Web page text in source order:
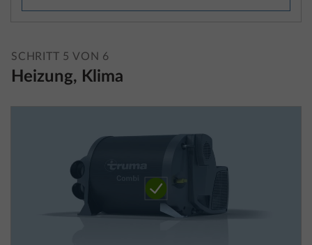
SCHRITT 5 VON 6
Heizung, Klima